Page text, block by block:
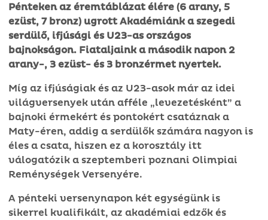
Pénteken az éremtáblázat élére (6 arany, 5
ezüst, 7 bronz) ugrott Akadémiánk a szegedi
serdülő, ifjúsági és U23-as országos
bajnokságon. Fiataljaink a második napon 2
arany-, 3 ezüst- és 3 bronzérmet nyertek.
Míg az ifjúságiak és az U23-asok már az idei
világversenyek után afféle „levezetésként” a
bajnoki érmekért és pontokért csatáznak a
Maty-éren, addig a serdülők számára nagyon is
éles a csata, hiszen ez a korosztály itt
válogatózik a szeptemberi poznani Olimpiai
Reménységek Versenyére.
A pénteki versenynapon két egységünk is
sikerrel kvalifikált, az akadémiai edzők és